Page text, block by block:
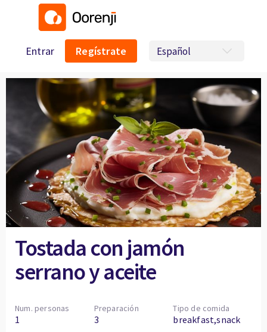
Entrar Regístrate
Tostada con jamón
serrano y aceite
Num. personas
1
Preparación
3
Tipo de comida
breakfast,snack